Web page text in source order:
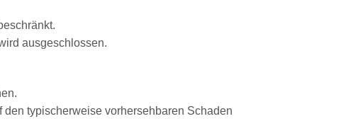
ausgeschlossen.
typischerweise vorhersehbaren Schaden